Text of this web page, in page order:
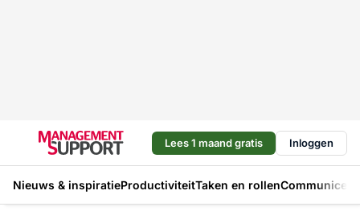
Lees 1 maand gratis Inloggen
Nieuws & inspiratieProductiviteitTaken en rollen